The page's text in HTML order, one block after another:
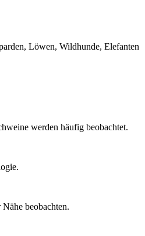
Löwen, Wildhunde, Elefanten
werden häufig beobachtet.
beobachten.